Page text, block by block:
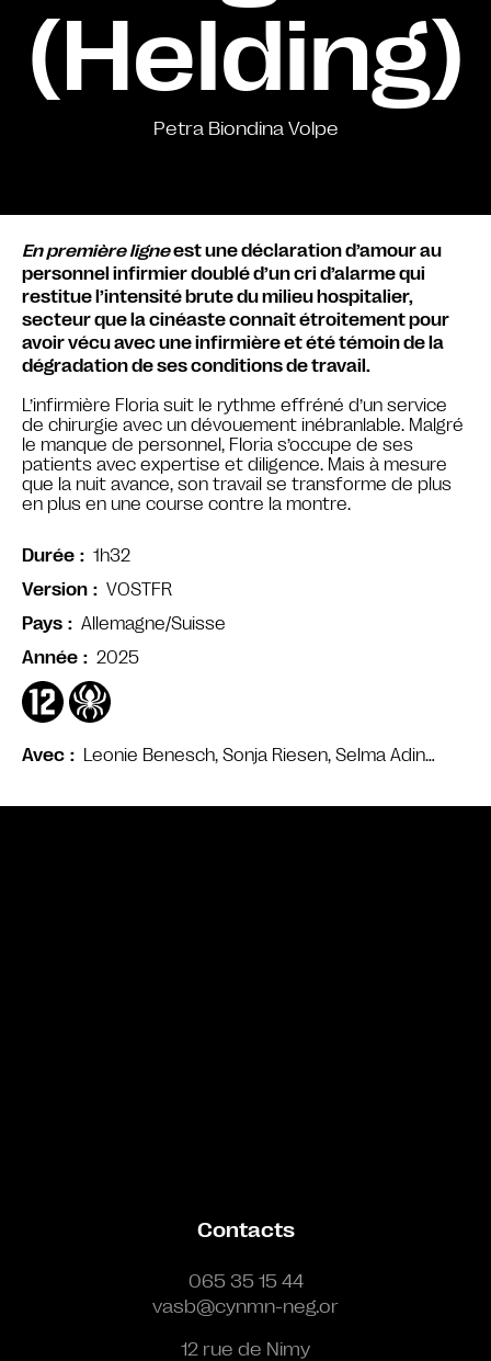
(Helding)
Petra Biondina Volpe
Avec Leonie Benesch, Sonja Riesen, Selma Adin…
En première ligneest une déclaration d’amour au
personnel infirmier doublé d’un cri d’alarme qui
restitue l’intensité brute du milieu hospitalier,
secteur que la cinéaste connaît étroitement pour
avoir vécu avec une infirmière et été témoin de la
dégradation de ses conditions de travail.
L’infirmière Floria suit le rythme effréné d’un service
de chirurgie avec un dévouement inébranlable. Malgré
le manque de personnel, Floria s’occupe de ses
patients avec expertise et diligence. Mais à mesure
que la nuit avance, son travail se transforme de plus
en plus en une course contre la montre.
Durée
1h32
Version
VOSTFR
Pays
Allemagne/Suisse
Année
2025
Contacts
065 35 15 44
vasb@cynmn-neg.or
12 rue de Nimy